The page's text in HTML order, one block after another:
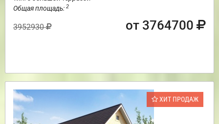
Общая площадь: 2
3952930 от 3764700
ХИТ ПРОДАЖ